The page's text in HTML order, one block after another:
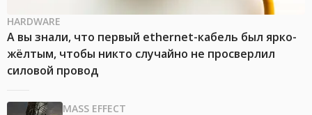
HARDWARE
А вы знали, что первый ethernet-кабель был ярко-
жёлтым, чтобы никто случайно не просверлил
силовой провод
MASS EFFECT